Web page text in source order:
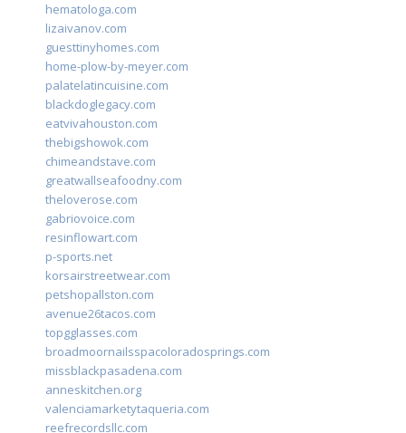
hematologa.com
lizaivanov.com
guesttinyhomes.com
home-plow-by-meyer.com
palatelatincuisine.com
blackdoglegacy.com
eatvivahouston.com
thebigshowok.com
chimeandstave.com
greatwallseafoodny.com
theloverose.com
gabriovoice.com
resinflowart.com
p-sports.net
korsairstreetwear.com
petshopallston.com
avenue26tacos.com
topgglasses.com
broadmoornailsspacoloradosprings.com
missblackpasadena.com
anneskitchen.org
valenciamarketytaqueria.com
reefrecordsllc.com